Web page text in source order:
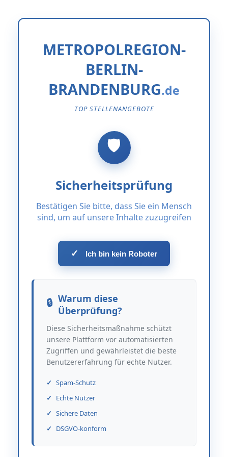
METROPOLREGION-
BERLIN-
BRANDENBURG
TOP STELLENANGEBOTE
Sicherheitsprüfung
Bestätigen Sie bitte, dass Sie ein Mensch
sind, um auf unsere Inhalte zuzugreifen
✓ Ich bin kein Roboter
Warum diese
Überprüfung?
Diese Sicherheitsmaßnahme schützt
unsere Plattform vor automatisierten
Zugriffen und gewährleistet die beste
Benutzererfahrung für echte Nutzer.
Spam-Schutz
Echte Nutzer
Sichere Daten
DSGVO-konform